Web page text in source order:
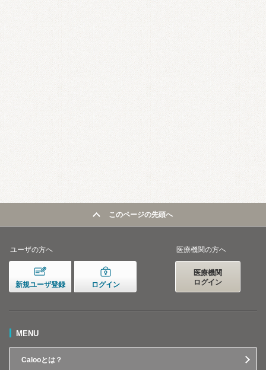
このページの先頭へ
ユーザの方へ
新規ユーザ登録 ログイン
医療機関の方へ
医療機関
ログイン
MENU
Calooとは？